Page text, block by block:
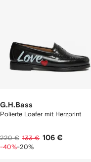
G.H.Bass
Polierte Loafer mit Herzprint
220 € 133 € 106 €
-40%-20%